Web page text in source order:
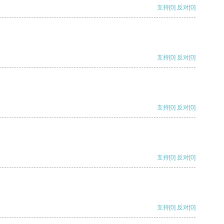
支持[0] 反对[0]
支持[0] 反对[0]
支持[0] 反对[0]
支持[0] 反对[0]
支持[0] 反对[0]